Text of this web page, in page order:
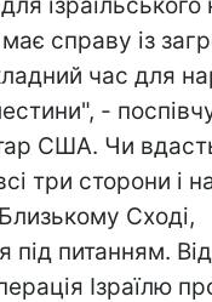
справу із
час для
-
США. Чи
три сторони і
Сході,
під питанням.
Ізраїлю